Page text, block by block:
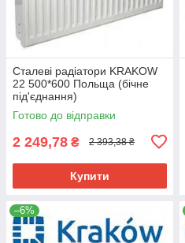
Сталеві радіатори KRAKOW
22 500*600 Польща (бічне
під'єднання)
Готово до відправки
2 249,78 ₴ 2 393,38 ₴
Купити
–6%